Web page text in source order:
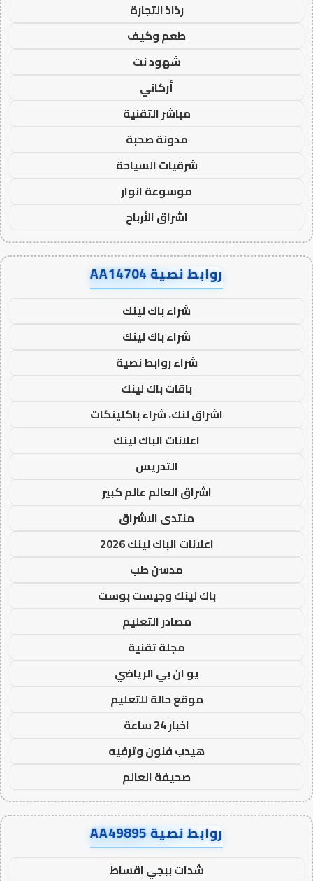
رذاذ التجارة
طعم وكيف
شهود نت
أركاني
مباشر التقنية
مدونة صحبة
شرقيات السياحة
موسوعة انوار
اشراق الأرباح
روابط نصية AA14704
شراء باك لينك
شراء باك لينك
شراء روابط نصية
باقات باك لينك
اشراق لنك، شراء باكلينكات
اعلانات الباك لينك
التدريس
اشراق العالم عالم كبير
منتدى الاشراق
اعلانات الباك لينك 2026
مدسن طب
باك لينك وجيست بوست
مصادر التعليم
مجلة تقنية
يو ان بي الرياضي
موقع حالة للتعليم
اخبار 24 ساعة
هيدب فنون وترفيه
صحيفة العالم
روابط نصية AA49895
شدات ببجي اقساط